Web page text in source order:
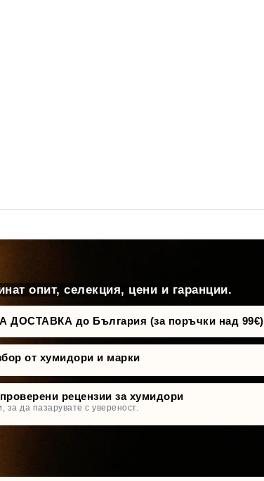
опит, селекция, цени и гаранции.
ДОСТАВКА до България (за поръчки над 99€)
от хумидори и марки
рецензии за хумидори
за да пазарувате с увереност.